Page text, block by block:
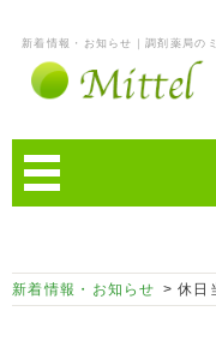
新着情報・お知らせ｜調剤薬局の
新着情報・お知らせ > 休日